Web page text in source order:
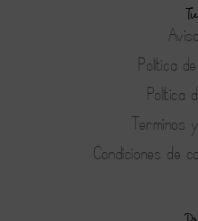
Política
Política
Terminos
Condiciones de